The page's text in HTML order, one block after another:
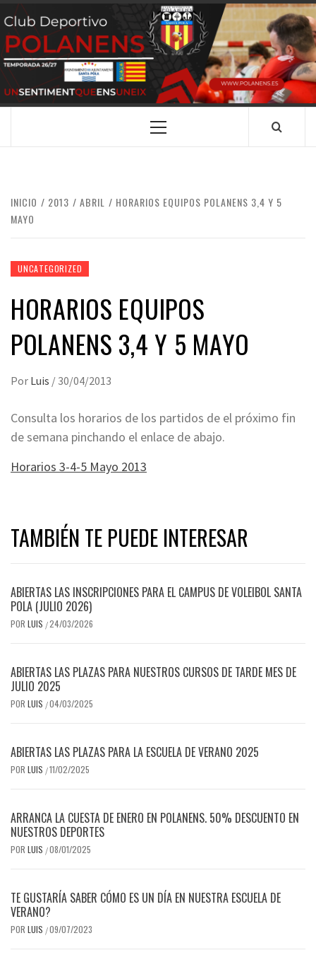
Saltar
al
contenido
CLUB
DEPORTIVO
POLANENS
SANTA POLA
Menú
INICIO 2013 ABRIL
HORARIOS EQUIPOS POLANENS 3,4 Y 5
MAYO
UNCATEGORIZED
HORARIOS EQUIPOS
POLANENS 3,4 Y 5 MAYO
Por Luis / 30/04/2013
Consulta los horarios de los partidos de el próximo fin
de semana pinchando el enlace de abajo.
Horarios 3-4-5 Mayo 2013
TAMBIÉN TE PUEDE INTERESAR
ABIERTAS LAS INSCRIPCIONES PARA EL CAMPUS DE VOLEIBOL SANTA
POLA (JULIO 2026)
POR LUIS /24/03/2026
ABIERTAS LAS PLAZAS PARA NUESTROS CURSOS DE TARDE MES DE
JULIO 2025
POR LUIS /04/03/2025
ABIERTAS LAS PLAZAS PARA LA ESCUELA DE VERANO 2025
POR LUIS /11/02/2025
ARRANCA LA CUESTA DE ENERO EN POLANENS. 50% DESCUENTO EN
NUESTROS DEPORTES
POR LUIS /08/01/2025
TE GUSTARÍA SABER CÓMO ES UN DÍA EN NUESTRA ESCUELA DE
VERANO?
POR LUIS /09/07/2023